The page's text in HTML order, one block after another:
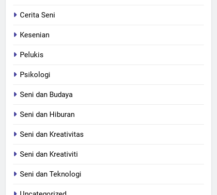
Cerita Seni
Kesenian
Pelukis
Psikologi
Seni dan Budaya
Seni dan Hiburan
Seni dan Kreativitas
Seni dan Kreativiti
Seni dan Teknologi